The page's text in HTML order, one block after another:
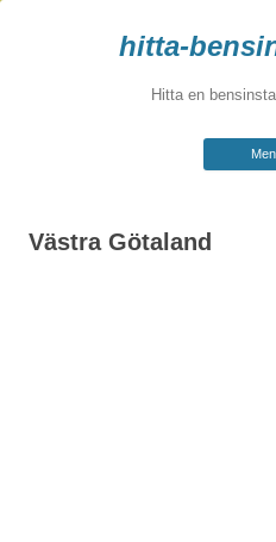
hitta-
Hitta en
Västra Götaland